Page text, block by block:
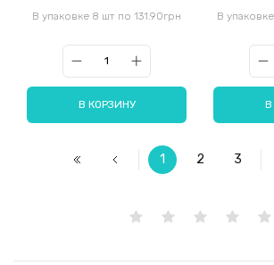
В упаковке 8 шт по 131.90грн
В КОРЗИНУ
В
В
1 2 3